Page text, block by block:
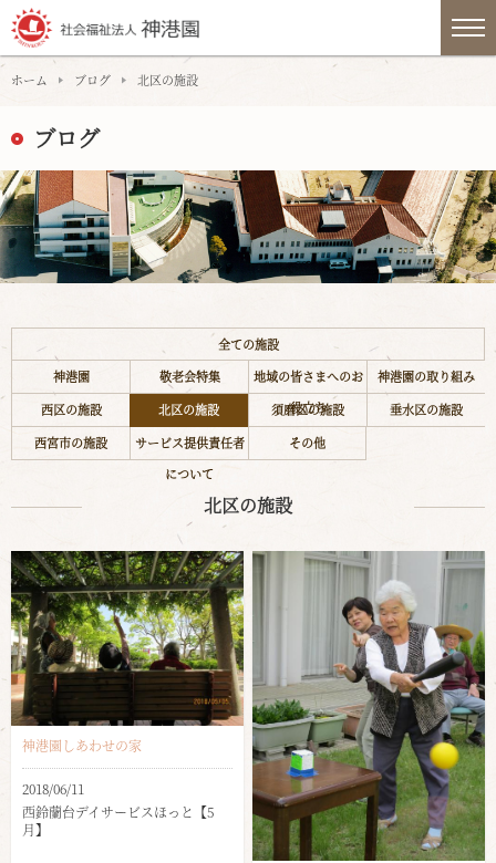
ホーム ブログ 北区の施設
ブログ
全ての施設
神港園
敬老会特集
地域の皆さまへのお
役立ち
神港園の取り組み
西区の施設
北区の施設 須磨区の施設
垂水区の施設
西宮市の施設
サービス提供責任者
について
その他
北区の施設
神港園しあわせの家
2018/06/11
西鈴蘭台デイサービスほっと【5
月】